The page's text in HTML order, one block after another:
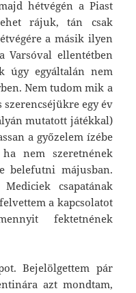
hétvégén a Piast
rájuk, tán csak
a másik ilyen
Varsóval ellentétben
úgy egyáltalán nem
Nem tudom mik a
egy év
mutatott játékkal)
a győzelem ízébe
nem szeretnének
belefutni májusban.
csapatának
a kapcsolatot
fektetnének
Bejelölgettem pár
azt mondtam,